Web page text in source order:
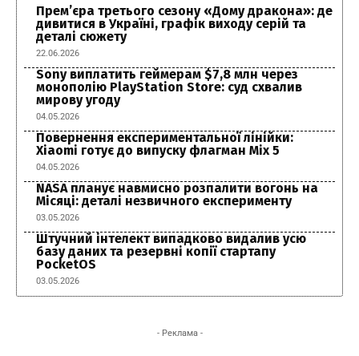
Прем’єра третього сезону «Дому дракона»: де
дивитися в Україні, графік виходу серій та
деталі сюжету
22.06.2026
Sony виплатить геймерам $7,8 млн через
монополію PlayStation Store: суд схвалив
мирову угоду
04.05.2026
Повернення експериментальної лінійки:
Xiaomi готує до випуску флагман Mix 5
04.05.2026
NASA планує навмисно розпалити вогонь на
Місяці: деталі незвичного експерименту
03.05.2026
Штучний інтелект випадково видалив усю
базу даних та резервні копії стартапу
PocketOS
03.05.2026
- Реклама -